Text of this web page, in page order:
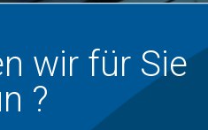
wir für Sie
?